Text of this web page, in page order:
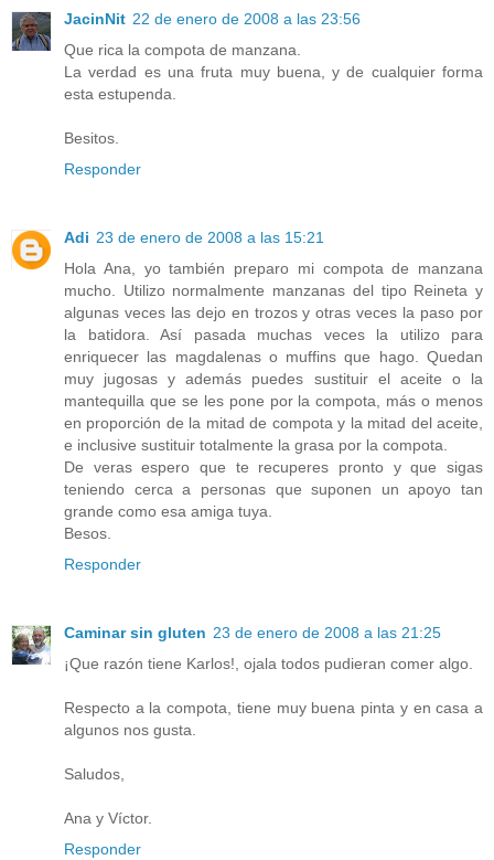
JacinNit 22 de enero de 2008 a las 23:56
Que rica la compota de manzana.
La verdad es una fruta muy buena, y de cualquier forma
esta estupenda.
Besitos.
Responder
Adi 23 de enero de 2008 a las 15:21
Hola Ana, yo también preparo mi compota de manzana
mucho. Utilizo normalmente manzanas del tipo Reineta y
algunas veces las dejo en trozos y otras veces la paso por
la batidora. Así pasada muchas veces la utilizo para
enriquecer las magdalenas o muffins que hago. Quedan
muy jugosas y además puedes sustituir el aceite o la
mantequilla que se les pone por la compota, más o menos
en proporción de la mitad de compota y la mitad del aceite,
e inclusive sustituir totalmente la grasa por la compota.
De veras espero que te recuperes pronto y que sigas
teniendo cerca a personas que suponen un apoyo tan
grande como esa amiga tuya.
Besos.
Responder
Caminar sin gluten 23 de enero de 2008 a las 21:25
¡Que razón tiene Karlos!, ojala todos pudieran comer algo.
Respecto a la compota, tiene muy buena pinta y en casa a
algunos nos gusta.
Saludos,
Ana y Víctor.
Responder